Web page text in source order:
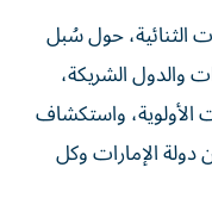
الثنائية، حول سُبل
والدول الشريكة،
الأولوية، واستكشاف
الإمارات وكل